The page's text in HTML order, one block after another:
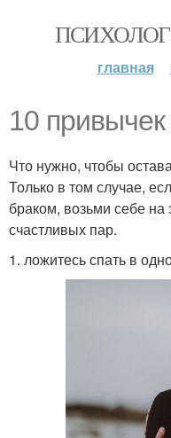
главная
10
Что нужно, чтобы
Только в том случае,
браком, возьми себе
счастливых пар.
1. ложитесь спать в